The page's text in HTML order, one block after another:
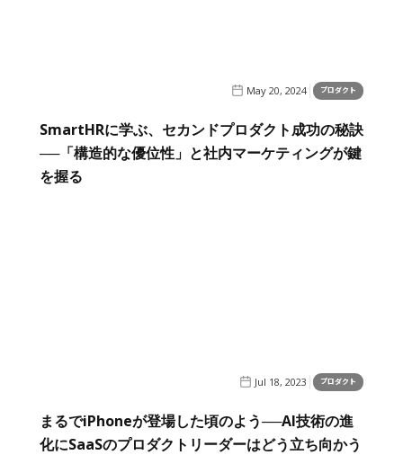
May 20, 2024 プロダクト
SmartHRに学ぶ、セカンドプロダクト成功の秘訣
──「構造的な優位性」と社内マーケティングが鍵
を握る
Jul 18, 2023 プロダクト
まるでiPhoneが登場した頃のよう──AI技術の進
化にSaaSのプロダクトリーダーはどう立ち向かう